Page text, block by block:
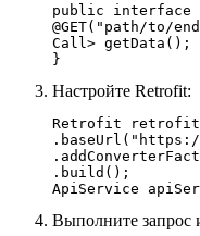
public interface
@GET("path/to/
Call > getData();
Настройте Retrofit:
Retrofit retrofit
.build();
Выполните запрос